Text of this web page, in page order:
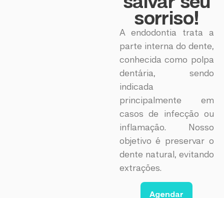
sorriso!
A endodontia trata a
parte interna do dente,
conhecida como polpa
dentária, sendo
indicada
principalmente em
casos de infecção ou
inflamação. Nosso
objetivo é preservar o
dente natural, evitando
extrações.
Agendar